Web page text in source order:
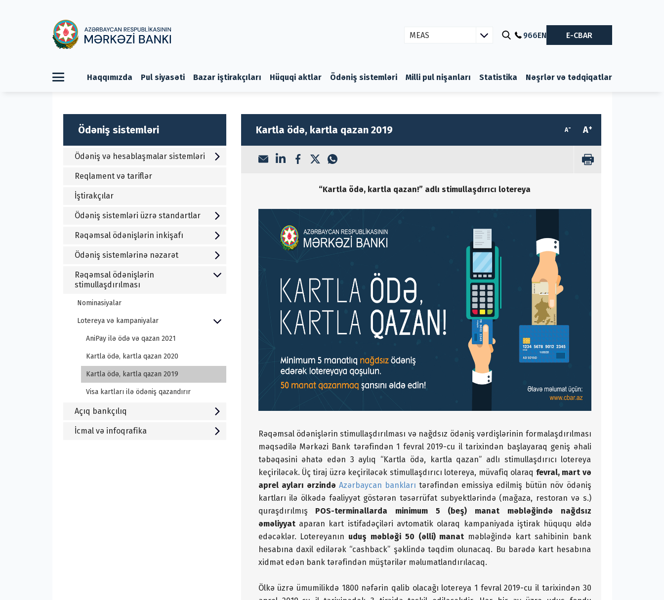
MEAS 966EN E-CBAR
Haqqımızda Pul siyasəti Bazar iştirakçıları Hüquqi aktlar Ödəniş sistemləri Milli pul nişanları Statistika Nəşrlər və tədqiqatlar
Ödəniş sistemləri
Ödəniş və hesablaşmalar sistemləri
Reqlament və tariflər
İştirakçılar
Ödəniş sistemləri üzrə standartlar
Rəqəmsal ödənişlərin inkişafı
Ödəniş sistemlərinə nəzarət
Rəqəmsal ödənişlərin
stimullaşdırılması
Nominasiyalar
Lotereya və kampaniyalar
AniPay ilə ödə və qazan 2021
Kartla ödə, kartla qazan 2020
Kartla ödə, kartla qazan 2019
Visa kartları ilə ödəniş qazandırır
Açıq bankçılıq
İcmal və infoqrafika
Kartla ödə, kartla qazan 2019 A- A+
“Kartla ödə, kartla qazan!” adlı stimullaşdırıcı lotereya
Rəqəmsal ödənişlərin stimullaşdırılması və nağdsız ödəniş vərdişlərinin formalaşdırılması
məqsədilə Mərkəzi Bank tərəfindən 1 fevral 2019-cu il tarixindən başlayaraq geniş əhali
təbəqəsini əhatə edən 3 aylıq “Kartla ödə, kartla qazan” adlı stimullaşdırıcı lotereya
keçiriləcək. Üç tiraj üzrə keçiriləcək stimullaşdırıcı lotereya, müvafiq olaraq fevral, mart və
aprel ayları ərzində Azərbaycan bankları tərəfindən emissiya edilmiş bütün növ ödəniş
kartları ilə ölkədə fəaliyyət göstərən təsərrüfat subyektlərində (mağaza, restoran və s.)
quraşdırılmış POS-terminallarda minimum 5 (beş) manat məbləğində nağdsız
əməliyyat aparan kart istifadəçiləri avtomatik olaraq kampaniyada iştirak hüququ əldə
edəcəklər. Lotereyanın uduş məbləği 50 (əlli) manat məbləğində kart sahibinin bank
hesabına daxil edilərək “cashback” şəklində təqdim olunacaq. Bu barədə kart hesabına
xidmət edən bank tərəfindən müştərilər məlumatlandırılacaq.
Ölkə üzrə ümumilikdə 1800 nəfərin qalib olacağı lotereya 1 fevral 2019-cu il tarixindən 30